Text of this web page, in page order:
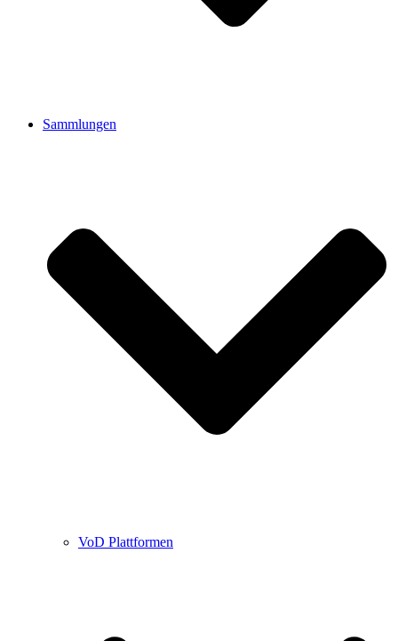
Sammlungen
VoD Plattformen